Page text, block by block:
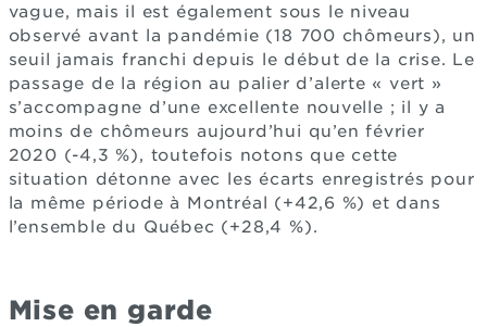
vague, mais il est également sous le niveau
observé avant la pandémie (18 700 chômeurs), un
seuil jamais franchi depuis le début de la crise. Le
passage de la région au palier d’alerte « vert »
s’accompagne d’une excellente nouvelle ; il y a
moins de chômeurs aujourd’hui qu’en février
2020 (-4,3 %), toutefois notons que cette
situation détonne avec les écarts enregistrés pour
la même période à Montréal (+42,6 %) et dans
l’ensemble du Québec (+28,4 %).
Mise en garde